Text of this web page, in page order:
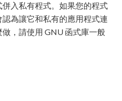
入私有程式。如果您的程式
為讓它和私有的應用程式連
，請使用 GNU 函式庫一般